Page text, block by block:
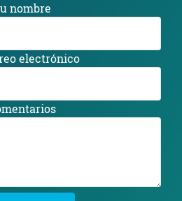
nombre
electrónico